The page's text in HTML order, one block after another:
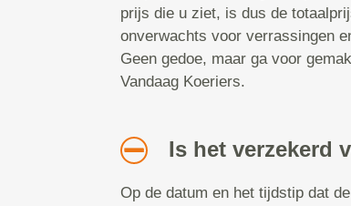
prijs die u ziet, is dus de
onverwachts voor verrassingen
Geen gedoe, maar ga voor
Vandaag Koeriers.
Is het verzekerd
Op de datum en het tijdstip dat